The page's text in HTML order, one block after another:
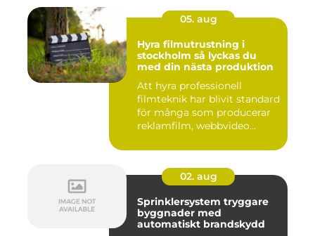
05. aug
Hyra filmutrustning i
stockholm så lyckas du
med din nästa produktion
Att hyra professionell
filmteknik har blivit standard
för många som producerar
reklamfilm, webbvideo...
02. aug
Sprinklersystem tryggare
byggnader med
automatiskt brandskydd